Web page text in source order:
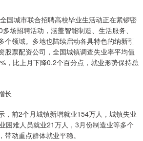
城市联合招聘高校毕业生活动正在紧锣密
场招聘活动，涵盖智能制造、生活服务、
个领域。多地也陆续启动各具特色的纳新引
股票配资公司，全国城镇调查失业率平均值
，比上月下降0.2个百分点，就业形势保持总
长
前2个月城镇新增就业154万人，城镇失业
困难人员就业21万人，3月份制造业等多个
动重点群体就业平稳。